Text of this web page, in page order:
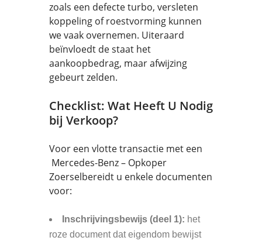
zoals een defecte turbo, versleten
koppeling of roestvorming kunnen
we vaak overnemen. Uiteraard
beïnvloedt de staat het
aankoopbedrag, maar afwijzing
gebeurt zelden.
Checklist: Wat Heeft U Nodig
bij Verkoop?
Voor een vlotte transactie met een
Mercedes-Benz – Opkoper
Zoerselbereidt u enkele documenten
voor:
Inschrijvingsbewijs (deel 1): het
roze document dat eigendom bewijst